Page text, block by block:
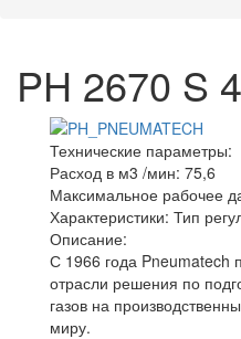
PH 2670 S
Технические параметры:
Расход в м3 /мин: 75,6
Максимальное рабочее
Характеристики: Тип
Описание:
С 1966 года Pneumatech
отрасли решения по
газов на
миру.